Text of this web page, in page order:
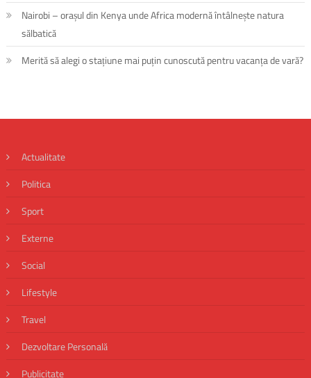
Nairobi – orașul din Kenya unde Africa modernă întâlnește natura
sălbatică
Merită să alegi o stațiune mai puțin cunoscută pentru vacanța de vară?
Actualitate
Politica
Sport
Externe
Social
Lifestyle
Travel
Dezvoltare Personală
Publicitate